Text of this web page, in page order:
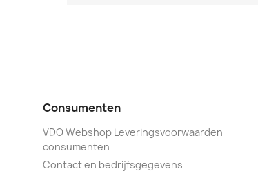
Consumenten
VDO Webshop Leveringsvoorwaarden
consumenten
Contact en bedrijfsgegevens